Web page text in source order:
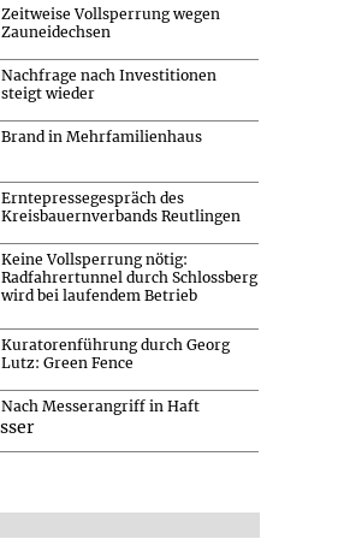
Zeitweise Vollsperrung wegen
Zauneidechsen
Nachfrage nach Investitionen
steigt wieder
Brand in Mehrfamilienhaus
Erntepressegespräch des
Kreisbauernverbands Reutlingen
Keine Vollsperrung nötig:
Radfahrertunnel durch Schlossberg
wird bei laufendem Betrieb
Kuratorenführung durch Georg
Lutz: Green Fence
Nach Messerangriff in Haft